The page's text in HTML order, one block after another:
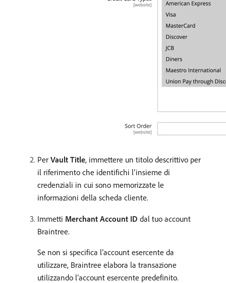
Per Vault Title, immettere un titolo descrittivo per
il riferimento che identifichi l’insieme di
credenziali in cui sono memorizzate le
informazioni della scheda cliente.
Immetti Merchant Account ID dal tuo account
Braintree.
Se non si specifica l’account esercente da
utilizzare, Braintree elabora la transazione
utilizzando l’account esercente predefinito.